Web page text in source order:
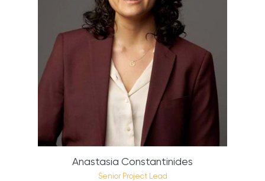
Anastasia Constantinides
Senior Project Lead